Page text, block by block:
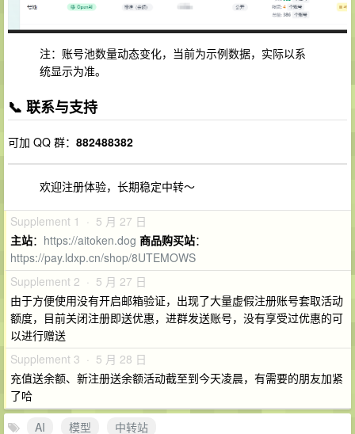
注：账号池数量动态变化，当前为示例数据，实际以系
统显示为准。
📞 联系与支持
可加 QQ 群： 882488382
欢迎注册体验，长期稳定中转～
Supplement 1 · 5 月 27 日
主站： https://aitoken.dog 商品购买站：
https://pay.ldxp.cn/shop/8UTEMOWS
Supplement 2 · 5 月 27 日
由于方便使用没有开启邮箱验证，出现了大量虚假注册账号套取活动
额度，目前关闭注册即送优惠，进群发送账号，没有享受过优惠的可
以进行赠送
Supplement 3 · 5 月 28 日
充值送余额、新注册送余额活动截至到今天凌晨，有需要的朋友加紧
了哈
AI
模型
中转站